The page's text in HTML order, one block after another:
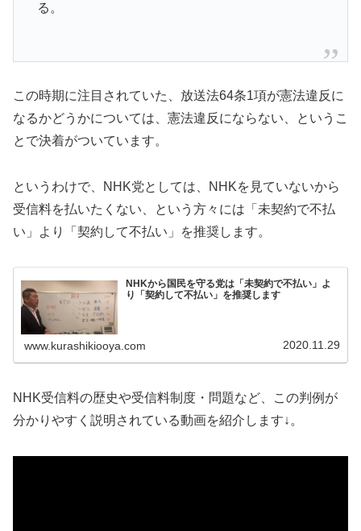
る。
この時期に注目されていた、放送法64条1項が憲法違反に
なるかどうかについては、憲法違反にならない、というこ
とで決着がついています。
というわけで、NHK党としては、NHKを見ていないから
受信料を払いたくない、という方々には「未契約で不払
い」より「契約して不払い」を推奨します。
NHKから国民を守る党は「未契約で不払い」よ
り「契約して不払い」を推奨します
www.kurashikiooya.com 2020.11.29
NHK受信料の歴史や受信料制度・問題など、この判例が
分かりやすく説明されている動画を紹介します↓。